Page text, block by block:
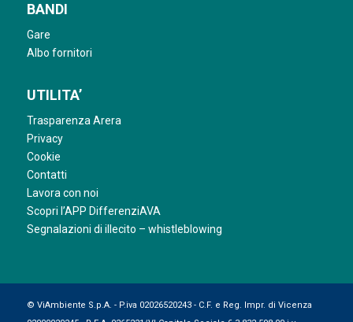
BANDI
Gare
Albo fornitori
UTILITA’
Trasparenza Arera
Privacy
Cookie
Contatti
Lavora con noi
Scopri l’APP DifferenziAVA
Segnalazioni di illecito – whistleblowing
© ViAmbiente S.p.A. - P.iva 02026520243 - C.F. e Reg. Impr. di Vicenza